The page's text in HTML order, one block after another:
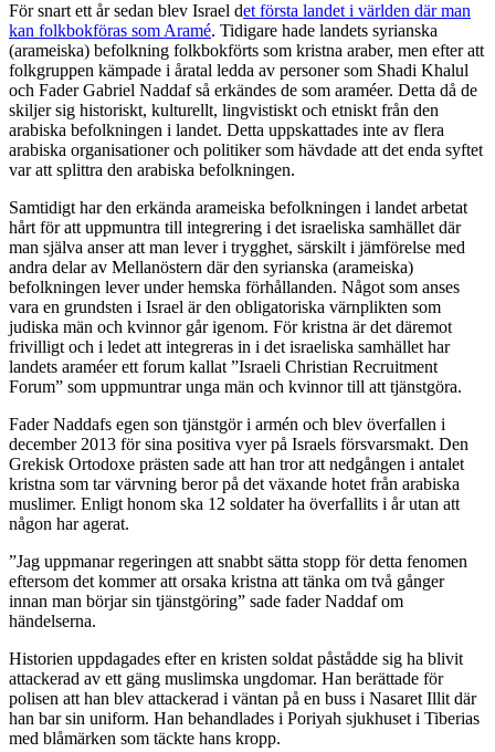
För snart ett år sedan blev Israel det första landet i världen där man
kan folkbokföras som Aramé. Tidigare hade landets syrianska
(arameiska) befolkning folkbokförts som kristna araber, men efter att
folkgruppen kämpade i åratal ledda av personer som Shadi Khalul
och Fader Gabriel Naddaf så erkändes de som araméer. Detta då de
skiljer sig historiskt, kulturellt, lingvistiskt och etniskt från den
arabiska befolkningen i landet. Detta uppskattades inte av flera
arabiska organisationer och politiker som hävdade att det enda syftet
var att splittra den arabiska befolkningen.
Samtidigt har den erkända arameiska befolkningen i landet arbetat
hårt för att uppmuntra till integrering i det israeliska samhället där
man själva anser att man lever i trygghet, särskilt i jämförelse med
andra delar av Mellanöstern där den syrianska (arameiska)
befolkningen lever under hemska förhållanden. Något som anses
vara en grundsten i Israel är den obligatoriska värnplikten som
judiska män och kvinnor går igenom. För kristna är det däremot
frivilligt och i ledet att integreras in i det israeliska samhället har
landets araméer ett forum kallat ”Israeli Christian Recruitment
Forum” som uppmuntrar unga män och kvinnor till att tjänstgöra.
Fader Naddafs egen son tjänstgör i armén och blev överfallen i
december 2013 för sina positiva vyer på Israels försvarsmakt. Den
Grekisk Ortodoxe prästen sade att han tror att nedgången i antalet
kristna som tar värvning beror på det växande hotet från arabiska
muslimer. Enligt honom ska 12 soldater ha överfallits i år utan att
någon har agerat.
”Jag uppmanar regeringen att snabbt sätta stopp för detta fenomen
eftersom det kommer att orsaka kristna att tänka om två gånger
innan man börjar sin tjänstgöring” sade fader Naddaf om
händelserna.
Historien uppdagades efter en kristen soldat påstådde sig ha blivit
attackerad av ett gäng muslimska ungdomar. Han berättade för
polisen att han blev attackerad i väntan på en buss i Nasaret Illit där
han bar sin uniform. Han behandlades i Poriyah sjukhuset i Tiberias
med blåmärken som täckte hans kropp.